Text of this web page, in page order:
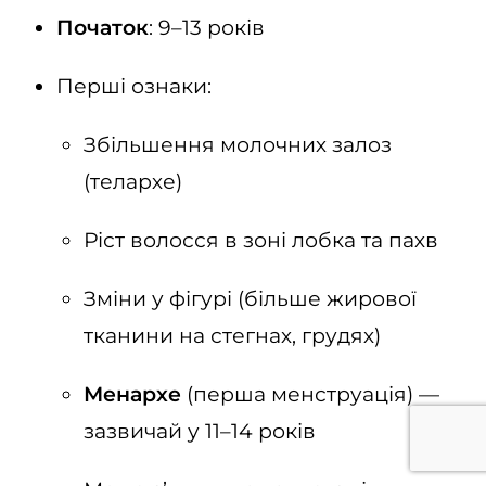
Початок: 9–13 років
Перші ознаки:
Збільшення молочних залоз
(телархе)
Ріст волосся в зоні лобка та пахв
Зміни у фігурі (більше жирової
тканини на стегнах, грудях)
Менархе (перша менструація) —
зазвичай у 11–14 років